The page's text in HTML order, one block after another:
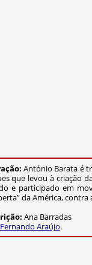
António Barata é
que levou à criação
e participado em
da América,
Ana Barradas
Fernando Araújo.